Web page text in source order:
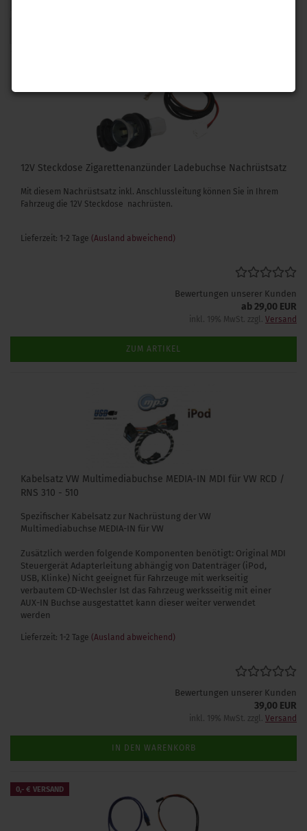
12V Steckdose Zigarettenanzünder Ladebuchse Nachrüstsatz
Mit diesem Nachrüstsatz inkl. Anschlussleitung können Sie in Ihrem
Fahrzeug die 12V Steckdose nachrüsten.
Lieferzeit: 1-2 Tage (Ausland abweichend)
Bewertungen unserer Kunden
ab 29,00 EUR
inkl. 19% MwSt. zzgl. Versand
ZUM ARTIKEL
Kabelsatz VW Multimediabuchse MEDIA-IN MDI für VW RCD /
RNS 310 - 510
Spezifischer Kabelsatz zur Nachrüstung der VW
Multimediabuchse MEDIA-IN für VW
Zusätzlich werden folgende Komponenten benötigt: Original MDI
Steuergerät Adapterleitung abhängig von Datenträger (iPod,
USB, Klinke) Nicht geeignet für Fahrzeuge mit werkseitig
verbautem CD-Wechsler Ist das Fahrzeug werksseitig mit einer
AUX-IN Buchse ausgestattet kann dieser weiter verwendet
werden
Lieferzeit: 1-2 Tage (Ausland abweichend)
Bewertungen unserer Kunden
39,00 EUR
inkl. 19% MwSt. zzgl. Versand
IN DEN WARENKORB
0,- € VERSAND